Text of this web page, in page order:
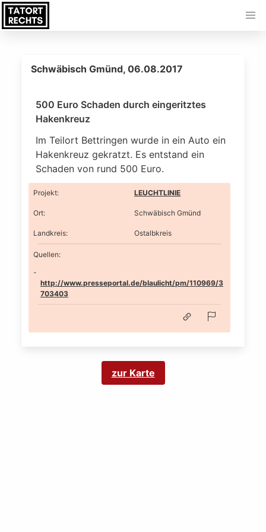
Schwäbisch Gmünd, 06.08.2017
500 Euro Schaden durch eingeritztes
Hakenkreuz
Im Teilort Bettringen wurde in ein Auto ein
Hakenkreuz gekratzt. Es entstand ein
Schaden von rund 500 Euro.
Projekt: LEUCHTLINIE
Ort: Schwäbisch Gmünd
Landkreis: Ostalbkreis
Quellen:
http://www.presseportal.de/blaulicht/pm/110969/3
703403
zur Karte